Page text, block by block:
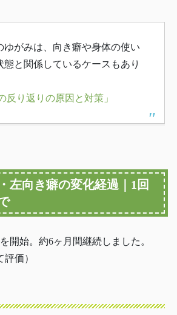
ゆがみは、向き癖や身体の使い
態と関係しているケースもあり
反り返りの原因と対策」
左向き癖の変化経過｜1回
開始。約6ヶ月間継続しました。
評価）